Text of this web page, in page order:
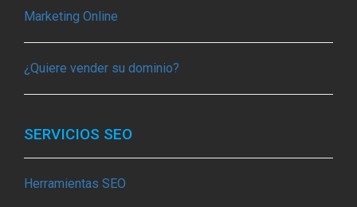
Marketing Online
¿Quiere vender su dominio?
SERVICIOS SEO
Herramientas SEO